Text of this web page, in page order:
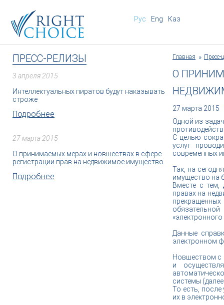
Рус Eng Каз
ПРЕСС-РЕЛИЗЫ
3 апреля 2015
Интеллектуальных пиратов будут наказывать
строже
Подробнее
27 марта 2015
О принимаемых мерах и новшествах в сфере
регистрации прав на недвижимое имущество
Подробнее
Главная Пресс-
О
27 марта 2015
Одной из
С целью
услуг
современных
Так, на
имущество на
Вместе с тем,
правах на
Данные
электронном
Новшеством с
и
системы
То есть,
их в